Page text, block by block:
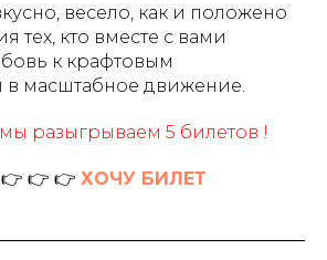
весело, как и положено
тех, кто вместе с вами
к крафтовым
в масштабное движение.
разыгрываем 5 билетов !
👉 👉 👉 ХОЧУ БИЛЕТ